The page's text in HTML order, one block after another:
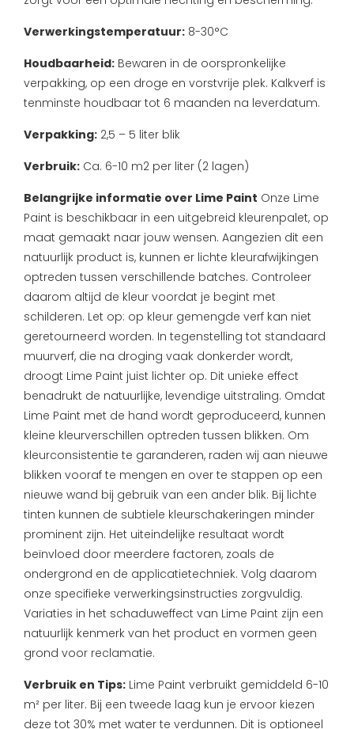
Verwerkingstemperatuur: 8-30°C
Houdbaarheid: Bewaren in de oorspronkelijke
verpakking, op een droge en vorstvrije plek. Kalkverf is
tenminste houdbaar tot 6 maanden na leverdatum.
Verpakking: 2,5 – 5 liter blik
Verbruik: Ca. 6-10 m2 per liter (2 lagen)
Belangrijke informatie over Lime Paint Onze Lime
Paint is beschikbaar in een uitgebreid kleurenpalet, op
maat gemaakt naar jouw wensen. Aangezien dit een
natuurlijk product is, kunnen er lichte kleurafwijkingen
optreden tussen verschillende batches. Controleer
daarom altijd de kleur voordat je begint met
schilderen. Let op: op kleur gemengde verf kan niet
geretourneerd worden. In tegenstelling tot standaard
muurverf, die na droging vaak donkerder wordt,
droogt Lime Paint juist lichter op. Dit unieke effect
benadrukt de natuurlijke, levendige uitstraling. Omdat
Lime Paint met de hand wordt geproduceerd, kunnen
kleine kleurverschillen optreden tussen blikken. Om
kleurconsistentie te garanderen, raden wij aan nieuwe
blikken vooraf te mengen en over te stappen op een
nieuwe wand bij gebruik van een ander blik. Bij lichte
tinten kunnen de subtiele kleurschakeringen minder
prominent zijn. Het uiteindelijke resultaat wordt
beïnvloed door meerdere factoren, zoals de
ondergrond en de applicatietechniek. Volg daarom
onze specifieke verwerkingsinstructies zorgvuldig.
Variaties in het schaduweffect van Lime Paint zijn een
natuurlijk kenmerk van het product en vormen geen
grond voor reclamatie.
Verbruik en Tips: Lime Paint verbruikt gemiddeld 6-10
m² per liter. Bij een tweede laag kun je ervoor kiezen
deze tot 30% met water te verdunnen. Dit is optioneel